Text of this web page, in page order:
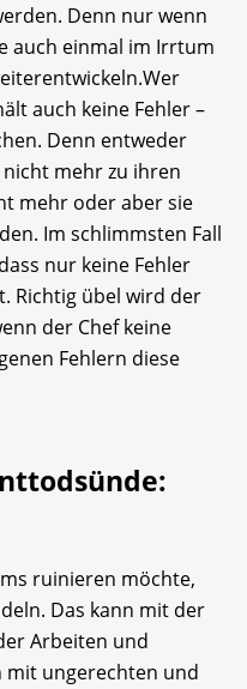
Denn nur wenn
auch einmal im Irrtum
auch keine Fehler –
Denn entweder
mehr zu ihren
mehr oder aber sie
Im schlimmsten Fall
nur keine Fehler
Richtig übel wird der
der Chef keine
Fehlern diese
ruinieren möchte,
Das kann mit der
Arbeiten und
mit ungerechten und